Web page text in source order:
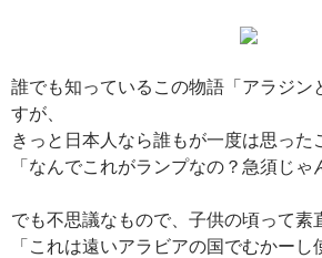
誰でも知っているこの物語「アラジン
すが、
きっと日本人なら誰もが一度は思った
「なんでこれがランプなの？急須じゃ
でも不思議なもので、子供の頃って素
「これは遠いアラビアの国でむかー